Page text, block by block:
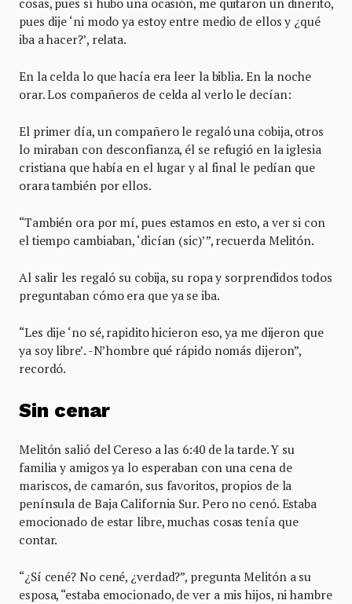
pues dije ‘ni modo ya estoy entre medio de ellos y ¿qué
iba a hacer?’, relata.
En la celda lo que hacía era leer la biblia. En la noche
orar. Los compañeros de celda al verlo le decían:
El primer día, un compañero le regaló una cobija, otros
lo miraban con desconfianza, él se refugió en la iglesia
cristiana que había en el lugar y al final le pedían que
orara también por ellos.
“También ora por mí, pues estamos en esto, a ver si con
el tiempo cambiaban, ‘dicían (sic)’”, recuerda Melitón.
Al salir les regaló su cobija, su ropa y sorprendidos todos
preguntaban cómo era que ya se iba.
“Les dije ‘no sé, rapidito hicieron eso, ya me dijeron que
ya soy libre’. -N’hombre qué rápido nomás dijeron”,
recordó.
Sin cenar
Melitón salió del Cereso a las 6:40 de la tarde. Y su
familia y amigos ya lo esperaban con una cena de
mariscos, de camarón, sus favoritos, propios de la
península de Baja California Sur. Pero no cenó. Estaba
emocionado de estar libre, muchas cosas tenía que
contar.
“¿Sí cené? No cené, ¿verdad?”, pregunta Melitón a su
esposa, “estaba emocionado, de ver a mis hijos, ni hambre